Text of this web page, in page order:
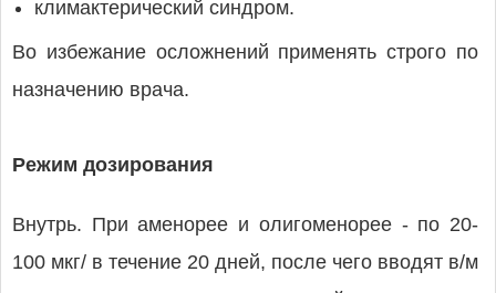
климактерический синдром.
Во избежание осложнений применять строго по
назначению врача.
Режим дозирования
Внутрь. При аменорее и олигоменорее - по 20-
100 мкг/ в течение 20 дней, после чего вводят в/м